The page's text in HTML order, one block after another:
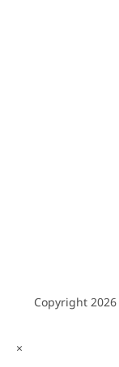
Copyright 2026
×